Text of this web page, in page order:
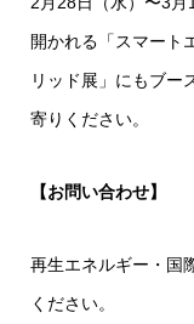
開かれる「スマー
リッド展」にもブー
寄りください。
【お問い合わせ】
再生エネルギー・国
ください。